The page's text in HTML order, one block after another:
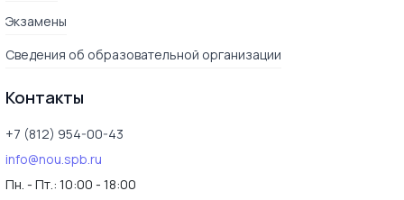
Экзамены
Сведения об образовательной организации
Контакты
+7 (812) 954-00-43
info@nou.spb.ru
Пн. - Пт.: 10:00 - 18:00